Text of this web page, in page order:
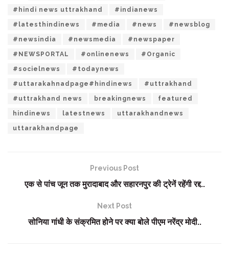
#hindi news uttrakhand #indianews
#latesthindinews #media #news #newsblog
#newsindia #newsmedia #newspaper
#NEWSPORTAL #onlinenews #Organic
#socielnews #todaynews
#uttarakahnadpage#hindinews #uttrakhand
#uttrakhand news breakingnews featured
hindinews latestnews uttarakhandnews
uttarakhandpage
Previous Post
एक से पांच जून तक मुरादाबाद और सहारनपुर की ट्रेनें रहेंगी रद्द..
Next Post
सोनिया गांधी के संक्रमित होने पर क्या बोले पीएम नरेंद्र मोदी..